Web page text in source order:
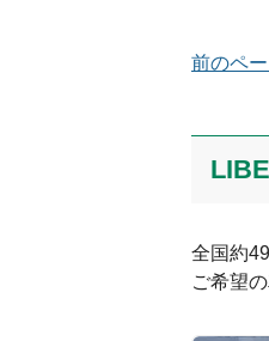
前のペ
全国約
ご希望